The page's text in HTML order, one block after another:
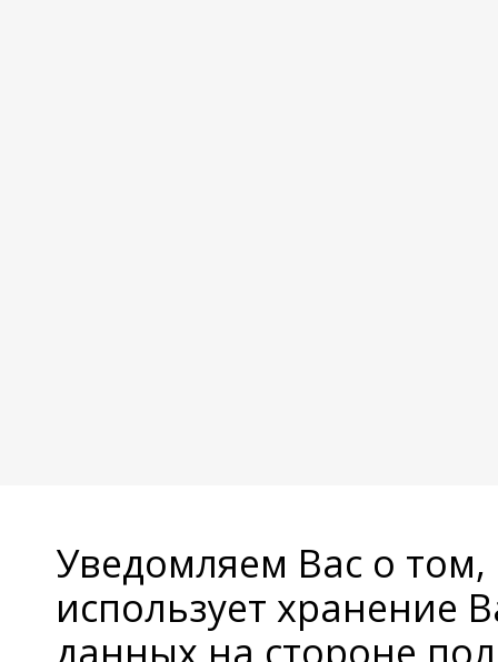
Уведомляем Вас о
использует хранение